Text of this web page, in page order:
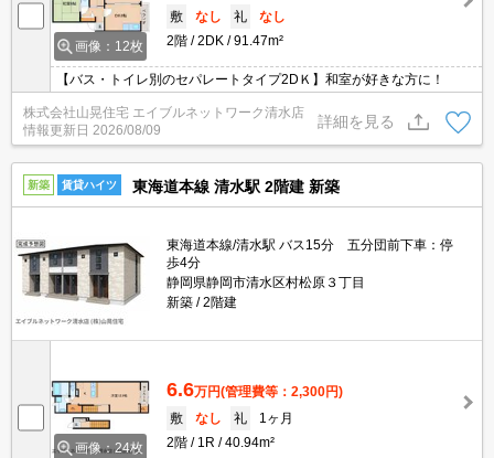
画像：12枚
敷
なし 礼
なし
2階
2DK 91.47m²
【バス・トイレ別のセパレートタイプ2DＫ】和室が好きな方に！
株式会社山晃住宅 エイブルネットワーク清水店
情報更新日 2026/08/09
詳細を見る
新築 賃貸ハイツ 東海道本線 清水駅 2階建 新築
東海道本線/清水駅 バス15分 五分団前下車：停
歩4分
静岡県静岡市清水区村松原３丁目
新築
2階建
画像：24枚
6.6万円(管理費等：2,300円)
敷
なし 礼
1ヶ月
2階
1R 40.94m²